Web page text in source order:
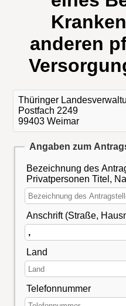
anderen
Thüringer
Postfach 2249
99403 Weimar
Angaben zum
Bezeichnung des
Privatpersonen Titel,
Anschrift (Straße,
Land
Telefonnummer